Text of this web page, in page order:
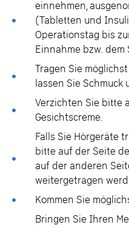
einnehmen,
(Tabletten und
Operationstag bis
Einnahme bzw.
Tragen Sie
lassen Sie Schmuck
Verzichten Sie bitte
Gesichtscreme.
Falls Sie Hörgeräte
bitte auf der Seite
auf der anderen
weitergetragen
Kommen Sie
Bringen Sie Ihren